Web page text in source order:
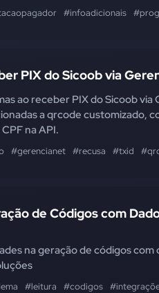
#infoadicionais
PIX do Sicoob via
ao receber PIX do Sicoob via
a qrcode customizado,
na API.
#gerencianet #recusa #txid
de Códigos com
na geração de códigos com
#leitura #codigos